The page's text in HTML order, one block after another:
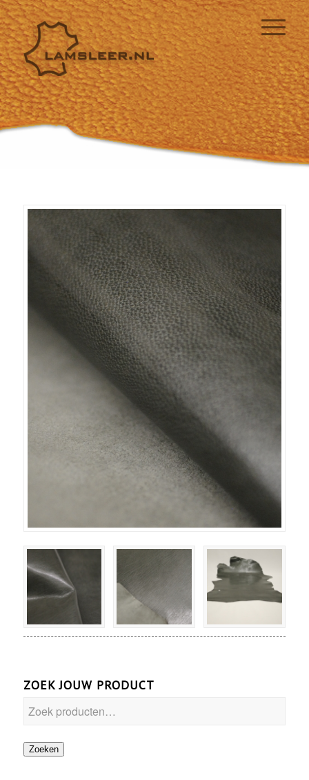
ZOEK JOUW PRODUCT
Zoeken